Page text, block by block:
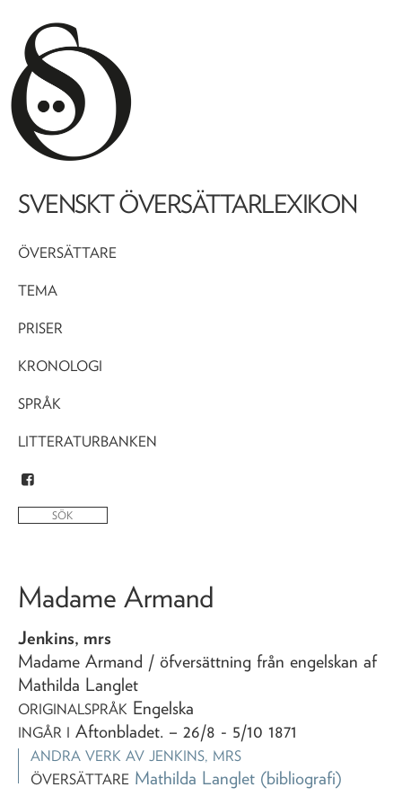
SVENSKT ÖVERSÄTTARLEXIKON
ÖVERSÄTTARE
TEMA
PRISER
KRONOLOGI
SPRÅK
LITTERATURBANKEN
Madame Armand
Jenkins, mrs
Madame Armand / öfversättning från engelskan af
Mathilda Langlet
ORIGINALSPRÅK Engelska
INGÅR I Aftonbladet. – 26/8 - 5/10 1871
ANDRA VERK AV JENKINS, MRS
ÖVERSÄTTARE Mathilda Langlet (bibliografi)